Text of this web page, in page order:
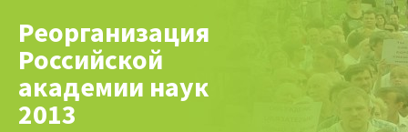
Реорганизация
Российской
академии наук
2013